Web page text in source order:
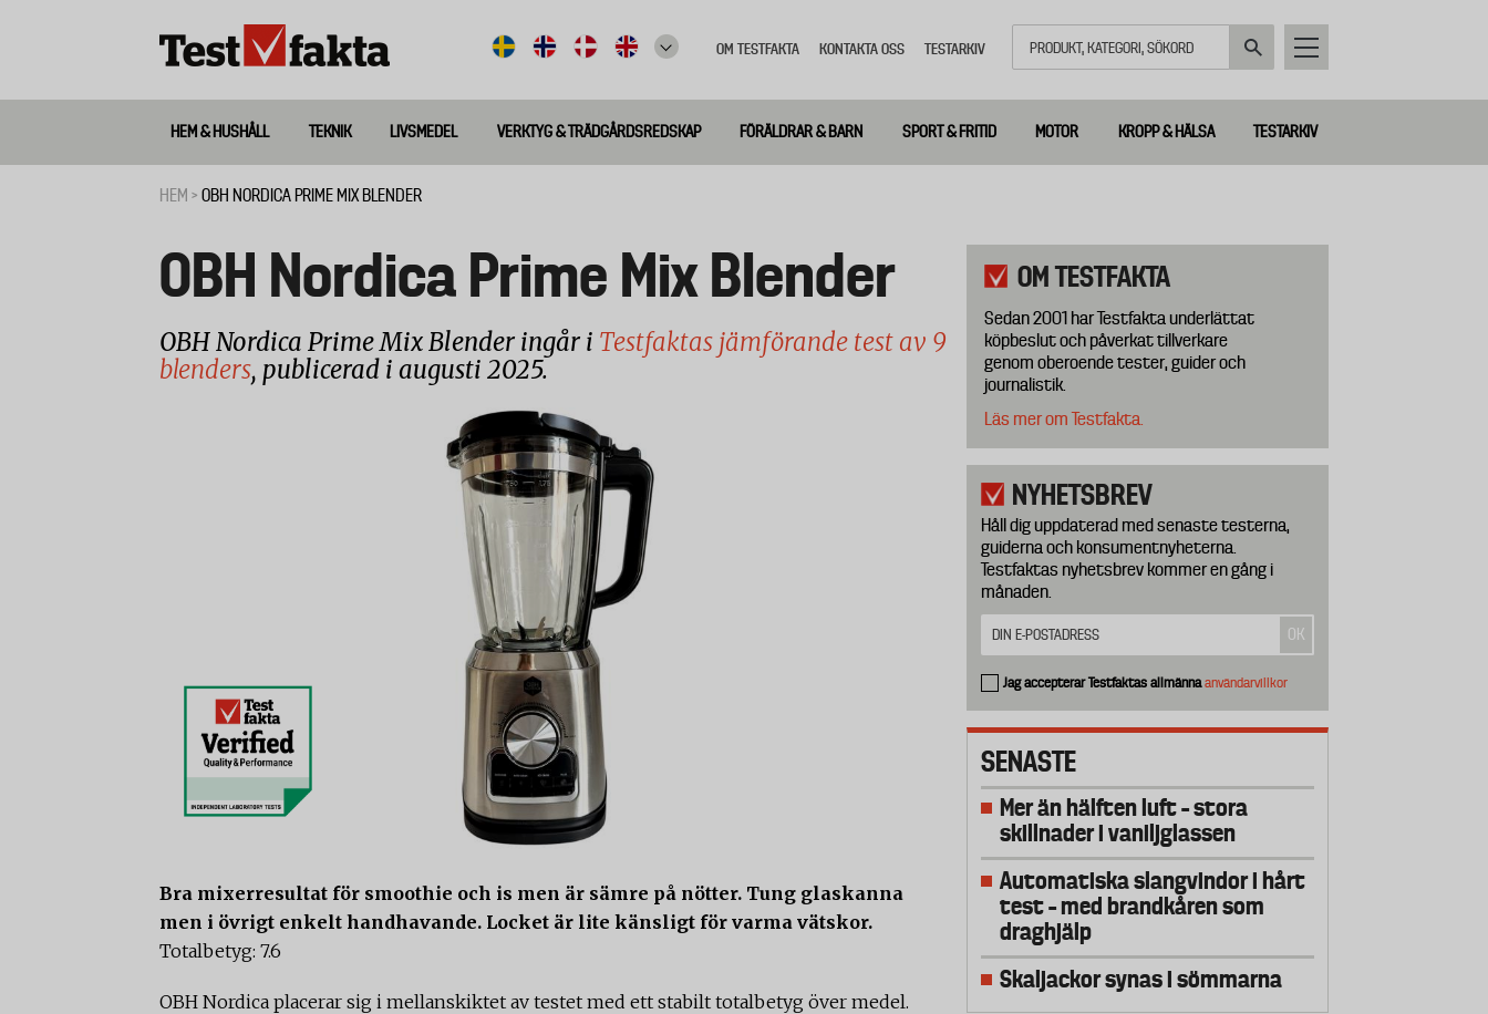
meny
OM TESTFAKTA KONTAKTA OSS TESTARKIV
Huvudmeny
ny
HEM & HUSHÅLL TEKNIK LIVSMEDEL VERKTYG & TRÄDGÅRDSREDSKAP FÖRÄLDRAR & BARN SPORT & FRITID MOTOR KROPP & HÄLSA TESTARKIV
HEM OBH NORDICA PRIME MIX BLENDER
OBH Nordica Prime Mix Blender
OBH Nordica Prime Mix Blender ingår i Testfaktas jämförande test av 9
blenders, publicerad i augusti 2025.
Bra mixerresultat för smoothie och is men är sämre på nötter. Tung glaskanna
men i övrigt enkelt handhavande. Locket är lite känsligt för varma vätskor.
Totalbetyg: 7.6
OBH Nordica placerar sig i mellanskiktet av testet med ett stabilt totalbetyg över medel.
OM TESTFAKTA
Sedan 2001 har Testfakta underlättat
köpbeslut och påverkat tillverkare
genom oberoende tester, guider och
journalistik.
Läs mer om Testfakta.
NYHETSBREV
Håll dig uppdaterad med senaste testerna,
guiderna och konsumentnyheterna.
Testfaktas nyhetsbrev kommer en gång i
månaden.
Jag accepterar Testfaktas allmännaanvändarvillkor
SENASTE
Mer än hälften luft – stora
skillnader i vaniljglassen
Automatiska slangvindor i hårt
test – med brandkåren som
draghjälp
Skaljackor synas i sömmarna